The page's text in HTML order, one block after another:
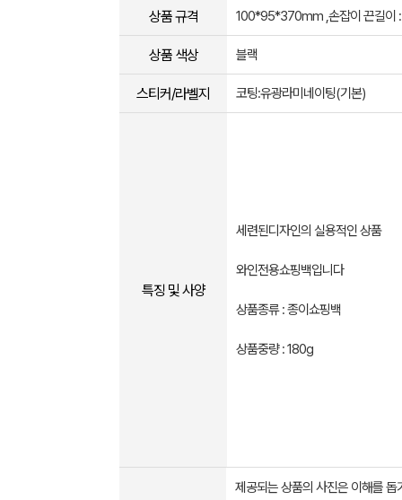
상품 규격 100*95*370mm ,손잡이 끈길이
상품 색상 블랙
스티커/라벨지 코팅:유광라미네이팅(기본)
특징 및 사양
세련된디자인의 실용적인 상품
와인전용쇼핑백입니다
상품종류 : 종이쇼핑백
상품중량 : 180g
제공되는 상품의 사진은 이해를